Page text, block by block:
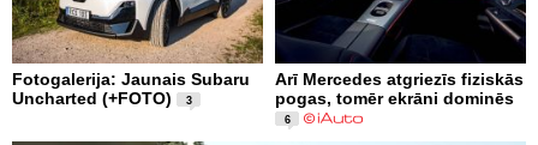
Fotogalerija: Jaunais Subaru
Uncharted (+FOTO)
3
Arī Mercedes atgriezīs fiziskās
pogas, tomēr ekrāni dominēs
6